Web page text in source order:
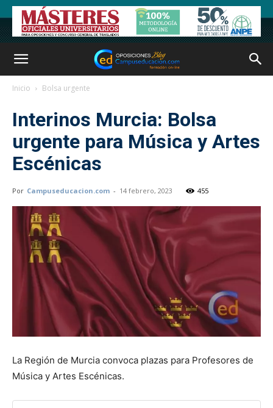
Inicio Bolsa urgente
Interinos Murcia: Bolsa
urgente para Música y Artes
Escénicas
Por Campuseducacion.com - 14 febrero, 2023 455
La Región de Murcia convoca plazas para Profesores de
Música y Artes Escénicas.